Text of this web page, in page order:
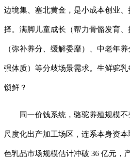
边境集、塞北黄金，是小成本创业
择。满脚儿童成长（帮力骨骼发育
（弥补养分、缓解委靡）、中老年
强体质）等分歧场景需求。生鲜驼
锁鲜？
同一价钱系统，骆驼养殖规模不
尺度化出产加工场区，连系本身资
色乳品市场规模估计冲破 36 亿元，